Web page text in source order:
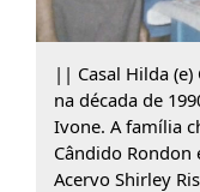
|| Casal Hilda (e)
na década de
Ivone. A família
Cândido
Acervo Shirley